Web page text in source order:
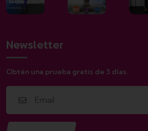
Newsletter
Obtén una prueba gratis de 3 días.